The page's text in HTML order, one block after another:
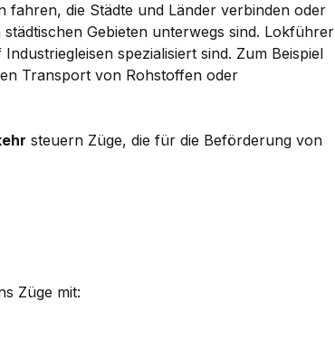
fahren, die Städte und Länder verbinden oder
Gebieten unterwegs sind. Lokführer
spezialisiert sind. Zum Beispiel
Transport von Rohstoffen oder
steuern Züge, die für die Beförderung von
Züge mit: